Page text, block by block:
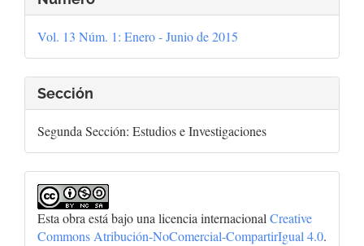
del
artículo
Vol. 13 Núm. 1: Enero - Junio de 2015
Sección
Segunda Sección: Estudios e Investigaciones
Esta obra está bajo una licencia internacionalCreative
Commons Atribución-NoComercial-CompartirIgual 4.0.